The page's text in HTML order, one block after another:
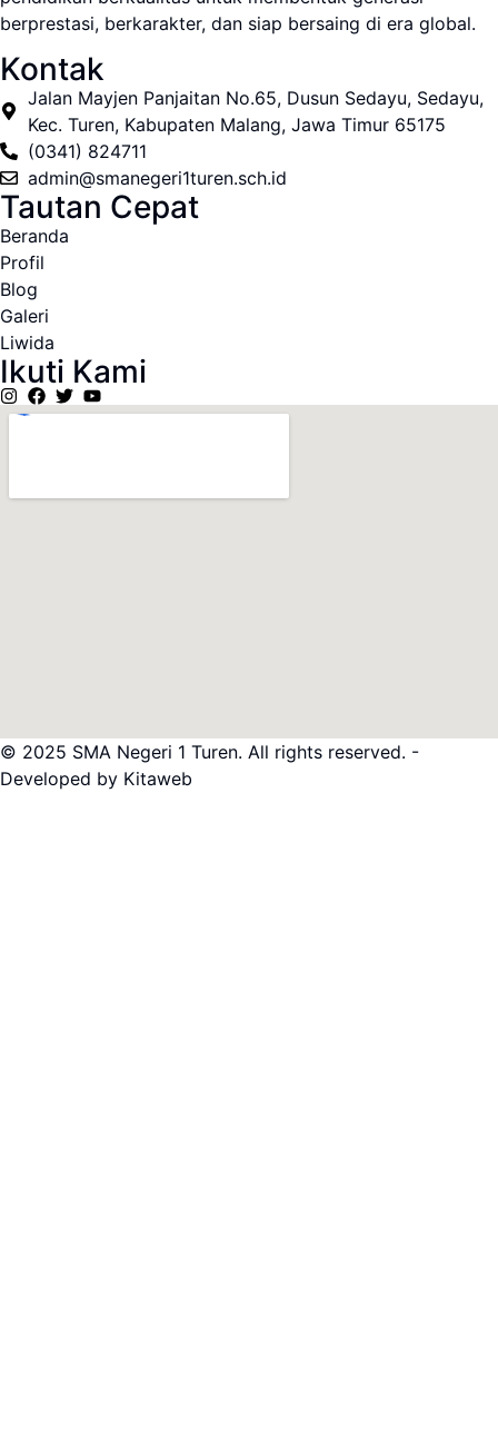
berprestasi, berkarakter, dan siap bersaing di era global.
Kontak
Jalan Mayjen Panjaitan No.65, Dusun Sedayu, Sedayu,
Kec. Turen, Kabupaten Malang, Jawa Timur 65175
(0341) 824711
admin@smanegeri1turen.sch.id
Tautan Cepat
Beranda
Profil
Blog
Galeri
Liwida
Ikuti Kami
© 2025 SMA Negeri 1 Turen. All rights reserved. -
Developed by Kitaweb